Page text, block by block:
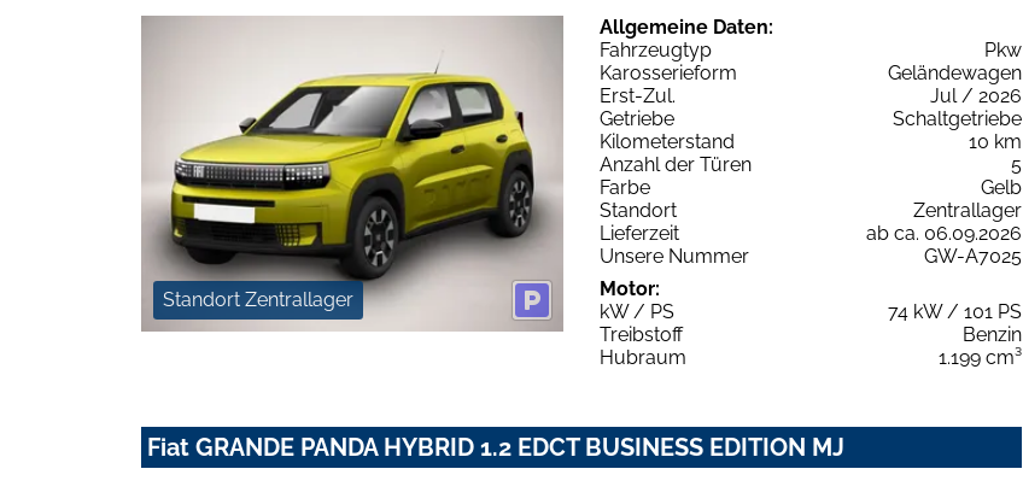
Standort Zentrallager
Allgemeine Daten:
Fahrzeugtyp
Pkw
Karosserieform
Geländewagen
Erst-Zul.
Jul / 2026
Getriebe
Schaltgetriebe
Kilometerstand
10 km
Anzahl der Türen
5
Farbe
Gelb
Standort
Zentrallager
Lieferzeit
ab ca. 06.09.2026
Unsere Nummer
GW-A7025
Motor:
kW / PS
74 kW / 101 PS
Treibstoff
Benzin
Hubraum
1.199 cm³
Fiat GRANDE PANDA HYBRID 1.2 EDCT BUSINESS EDITION MJ